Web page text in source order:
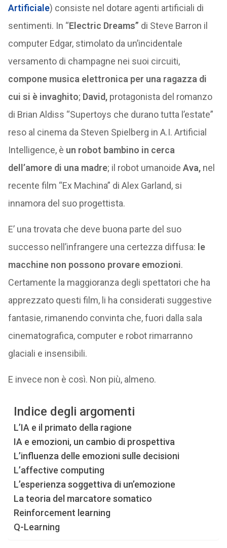
Artificiale) consiste nel dotare agenti artificiali di
sentimenti. In “Electric Dreams” di Steve Barron il
computer Edgar, stimolato da un’incidentale
versamento di champagne nei suoi circuiti,
compone musica elettronica per una ragazza di
cui si è invaghito; David,protagonista del romanzo
di Brian Aldiss “Supertoys che durano tutta l’estate”
reso al cinema da Steven Spielberg in A.I. Artificial
Intelligence, è un robot bambino in cerca
dell’amore di una madre; il robot umanoide Ava,nel
recente film “Ex Machina” di Alex Garland, si
innamora del suo progettista.
E’ una trovata che deve buona parte del suo
successo nell’infrangere una certezza diffusa: le
macchine non possono provare emozioni.
Certamente la maggioranza degli spettatori che ha
apprezzato questi film, li ha considerati suggestive
fantasie, rimanendo convinta che, fuori dalla sala
cinematografica, computer e robot rimarranno
glaciali e insensibili.
E invece non è così. Non più, almeno.
Indice degli argomenti
L’IA e il primato della ragione
IA e emozioni, un cambio di prospettiva
L’influenza delle emozioni sulle decisioni
L’affective computing
L’esperienza soggettiva di un’emozione
La teoria del marcatore somatico
Reinforcement learning
Q-Learning